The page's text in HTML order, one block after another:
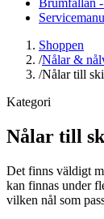
Shoppen
/Nålar &
/Nålar till
Kategori
Nålar till
Det finns väldigt
kan finnas under
vilken nål som